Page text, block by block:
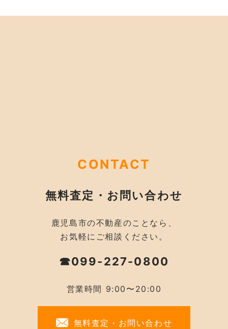
CONTACT
無料査定・お問い合わせ
鹿児島市の不動産のことなら、
お気軽にご相談ください。
☎099-227-0800
営業時間 9:00〜20:00
無料査定・お問い合わせ